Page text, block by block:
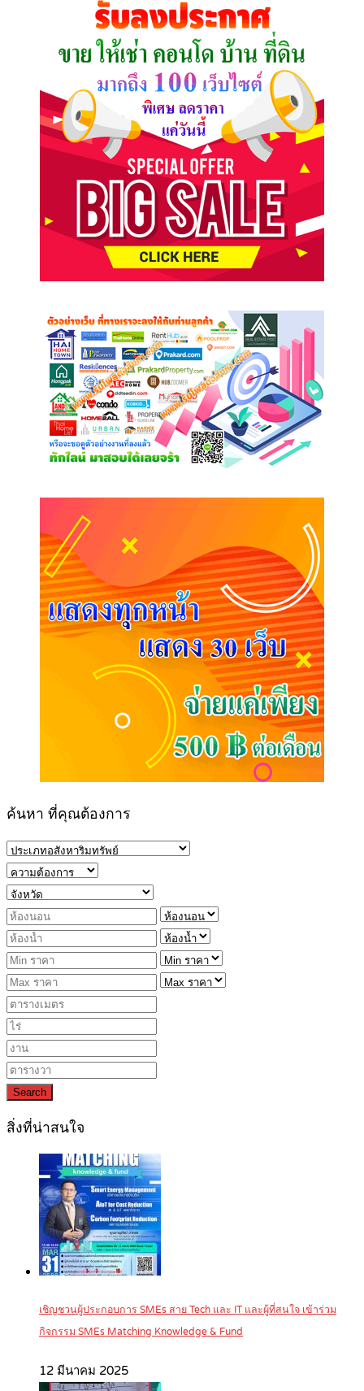
ค้นหา ที่คุณต้องการ
Search
สิ่งที่น่าสนใจ
เชิญชวนผู้ประกอบการ SMEs สาย Tech และ IT และผู้ที่สนใจ เข้าร่วม
กิจกรรม SMEs Matching Knowledge & Fund
12 มีนาคม 2025